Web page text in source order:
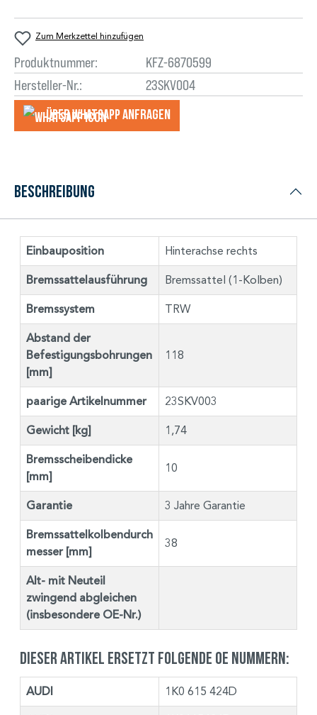
Zum Merkzettel hinzufügen
Produktnummer:
KFZ-6870599
Hersteller-Nr.:
23SKV004
Über WhatsApp anfragеn
Beschreibung
Einbauposition Hinterachse rechts
Bremssattelausführung Bremssattel (1-Kolben)
Bremssystem TRW
Abstand der
Befestigungsbohrungen
[mm]
118
paarige Artikelnummer 23SKV003
Gewicht [kg] 1,74
Bremsscheibendicke
[mm]
10
Garantie 3 Jahre Garantie
Bremssattelkolbendurch
messer [mm]
38
Alt- mit Neuteil
zwingend abgleichen
(insbesondere OE-Nr.)
Dieser Artikel ersetzt folgende OE Nummern:
AUDI 1K0 615 424D